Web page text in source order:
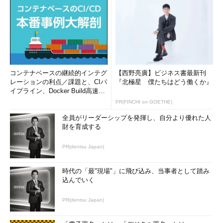
コンテナベースの継続的インテグ
レーションの利点／課題と、CIパ
イプライン、Docker Build高速化
【西野亮廣】ビジネス書最新刊
『北極星 僕たちはどう働くか』
PR(FINCHI on GOETHE)
全員がリーダーシップを発揮し、自分より優れた人
財を育成する
PR(dentsu Japan)
時代の「最"現場"」に飛び込み、当事者として踏み
込んでいく
PR(dentsu Japan)